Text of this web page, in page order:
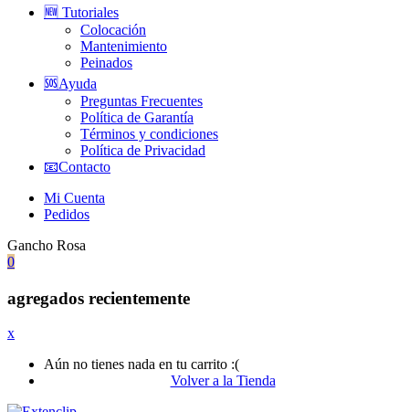
🆕 Tutoriales
Colocación
Mantenimiento
Peinados
🆘Ayuda
Preguntas Frecuentes
Política de Garantía
Términos y condiciones
Política de Privacidad
📧Contacto
Mi Cuenta
Pedidos
Gancho Rosa
0
agregados recientemente
x
Aún no tienes nada en tu carrito :(
Volver a la Tienda